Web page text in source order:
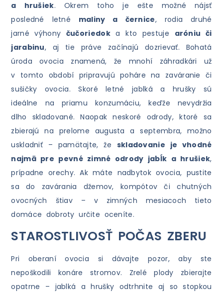
a hrušiek. Okrem toho je ešte možné nájsť
posledné letné maliny a černice, rodia druhé
jarné výhony čučoriedoka kto pestuje aróniu či
jarabinu, aj tie práve začínajú dozrievať. Bohatá
úroda ovocia znamená, že mnohí záhradkári už
v tomto období pripravujú poháre na zaváranie či
sušičky ovocia. Skoré letné jablká a hrušky sú
ideálne na priamu konzumáciu, keďže nevydržia
dlho skladované. Naopak neskoré odrody, ktoré sa
zbierajú na prelome augusta a septembra, možno
uskladniť – pamätajte, že skladovanie je vhodné
najmä pre pevné zimné odrody jabĺk a hrušiek,
prípadne orechy. Ak máte nadbytok ovocia, pustite
sa do zavárania džemov, kompótov či chutných
ovocných štiav – v zimných mesiacoch tieto
domáce dobroty určite oceníte.
STAROSTLIVOSŤ POČAS ZBERU
Pri oberaní ovocia si dávajte pozor, aby ste
nepoškodili konáre stromov. Zrelé plody zbierajte
opatrne – jablká a hrušky odtrhnite aj so stopkou